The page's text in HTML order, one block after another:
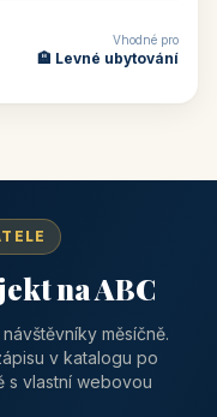
Vhodné pro
🏨 Levné ubytování
na ABC
měsíčně.
v katalogu po
s vlastní webovou